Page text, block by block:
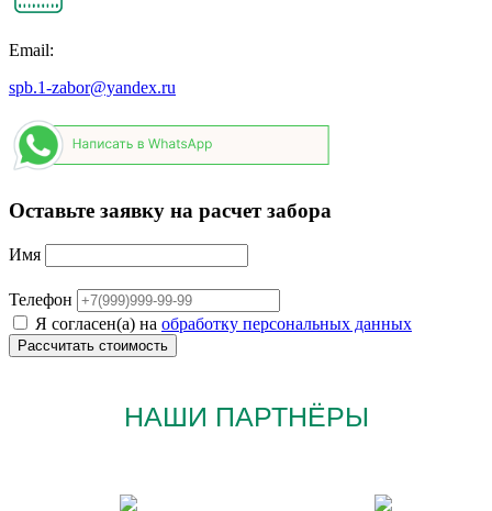
Email:
spb.1-zabor@yandex.ru
Оставьте заявку на расчет забора
Имя
Телефон
Я согласен(а) на обработку персональных данных
НАШИ ПАРТНЁРЫ